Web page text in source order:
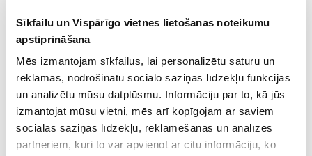
Sīkfailu un Vispārīgo vietnes lietošanas noteikumu
apstiprināšana
Mēs izmantojam sīkfailus, lai personalizētu saturu un
reklāmas, nodrošinātu sociālo saziņas līdzekļu funkcijas
un analizētu mūsu datplūsmu. Informāciju par to, kā jūs
izmantojat mūsu vietni, mēs arī kopīgojam ar saviem
sociālās saziņas līdzekļu, reklamēšanas un analīzes
partneriem, kuri to var apvienot ar citu informāciju, ko